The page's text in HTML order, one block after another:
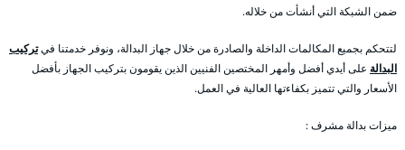
ضمن الشبكة التي أنشأت من خلاله.
لتتحكم بجميع المكالمات الداخلة والصادرة من خلال جهاز البدالة، ونوفر خدمتنا فيتركيب
البدالة على أيدي أفضل وأمهر المختصين الفنيين الذين يقومون بتركيب الجهاز بأفضل
الأسعار والتي تتميز بكفاءتها العالية في العمل.
ميزات بدالة مشرف :